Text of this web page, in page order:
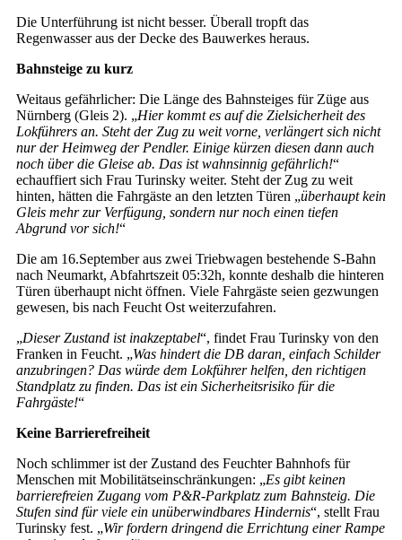
Die Unterführung ist nicht besser. Überall tropft das
Regenwasser aus der Decke des Bauwerkes heraus.
Bahnsteige zu kurz
Weitaus gefährlicher: Die Länge des Bahnsteiges für Züge aus
Nürnberg (Gleis 2). „Hier kommt es auf die Zielsicherheit des
Lokführers an. Steht der Zug zu weit vorne, verlängert sich nicht
nur der Heimweg der Pendler. Einige kürzen diesen dann auch
noch über die Gleise ab. Das ist wahnsinnig gefährlich!“
echauffiert sich Frau Turinsky weiter. Steht der Zug zu weit
hinten, hätten die Fahrgäste an den letzten Türen „überhaupt kein
Gleis mehr zur Verfügung, sondern nur noch einen tiefen
Abgrund vor sich!“
Die am 16.September aus zwei Triebwagen bestehende S-Bahn
nach Neumarkt, Abfahrtszeit 05:32h, konnte deshalb die hinteren
Türen überhaupt nicht öffnen. Viele Fahrgäste seien gezwungen
gewesen, bis nach Feucht Ost weiterzufahren.
„Dieser Zustand ist inakzeptabel“, findet Frau Turinsky von den
Franken in Feucht. „Was hindert die DB daran, einfach Schilder
anzubringen? Das würde dem Lokführer helfen, den richtigen
Standplatz zu finden. Das ist ein Sicherheitsrisiko für die
Fahrgäste!“
Keine Barrierefreiheit
Noch schlimmer ist der Zustand des Feuchter Bahnhofs für
Menschen mit Mobilitätseinschränkungen: „Es gibt keinen
barrierefreien Zugang vom P&R-Parkplatz zum Bahnsteig. Die
Stufen sind für viele ein unüberwindbares Hindernis“, stellt Frau
Turinsky fest. „Wir fordern dringend die Errichtung einer Rampe